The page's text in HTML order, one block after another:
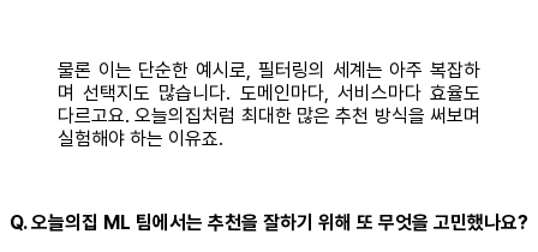
물론 이는 단순한 예시로, 필터링의 세계는 아주 복잡하
며 선택지도 많습니다. 도메인마다, 서비스마다 효율도
다르고요. 오늘의집처럼 최대한 많은 추천 방식을 써보며
실험해야 하는 이유죠.
Q. 오늘의집 ML 팀에서는 추천을 잘하기 위해 또 무엇을 고민했나요?